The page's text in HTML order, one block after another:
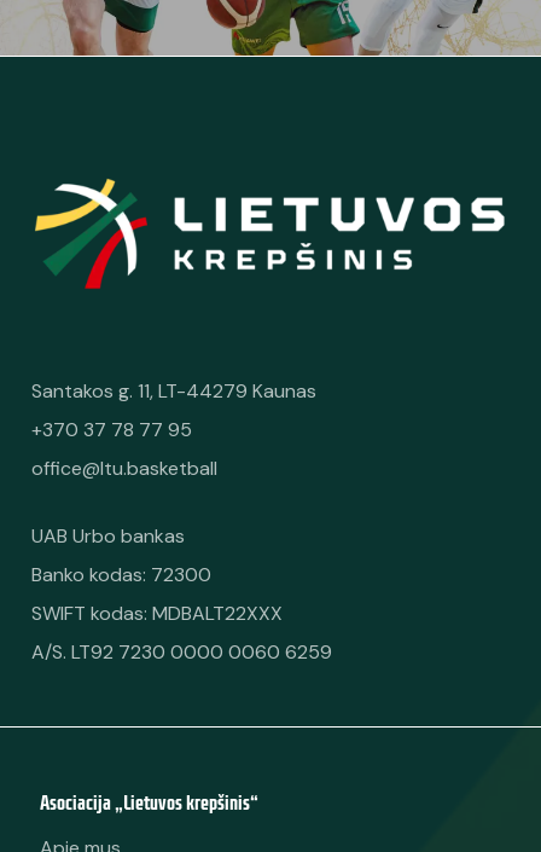
Santakos g. 11, LT-44279 Kaunas
+370 37 78 77 95
office@ltu.basketball
UAB Urbo bankas
Banko kodas: 72300
SWIFT kodas: MDBALT22XXX
A/S. LT92 7230 0000 0060 6259
Asociacija „Lietuvos krepšinis“